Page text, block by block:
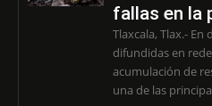
fallas en la
Tlaxcala, Tlax.-
difundidas en
acumulación de
una de las